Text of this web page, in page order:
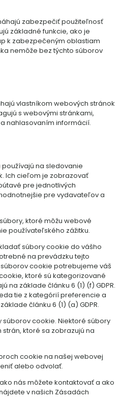
zabezpečiť použiteľnosť
základné funkcie, ako je
k zabezpečeným oblastiam
nemôže bez týchto súborov
vlastníkom webových stránok
s webovými stránkami,
nahlasovaním informácií.
na sledovanie
Ich cieľom je zobrazovať
pre jednotlivých
pre vydavateľov a
ktoré môžu webové
používateľského zážitku.
súbory cookie do vášho
na prevádzku tejto
cookie potrebujeme váš
ktoré sú kategorizované
na základe článku 6 (1) (f) GDPR.
tie z kategórií preferencie a
článku 6 (1) (a) GDPR.
cookie. Niektoré súbory
ktoré sa zobrazujú na
cookie na našej webovej
alebo odvolať.
nás môžete kontaktovať a ako
v našich Zásadách